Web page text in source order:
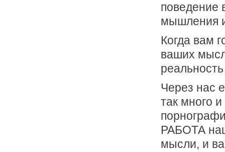
поведение
мышления
Когда вам
ваших
Через нас
так много
РАБОТА
мысли, и